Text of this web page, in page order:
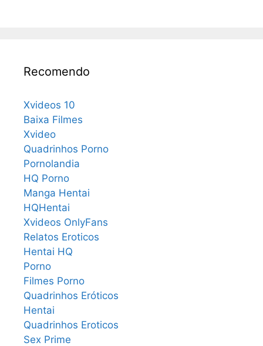
Recomendo
Xvideos 10
Baixa Filmes
Xvideo
Quadrinhos Porno
Pornolandia
HQ Porno
Manga Hentai
HQHentai
Xvideos OnlyFans
Relatos Eroticos
Hentai HQ
Porno
Filmes Porno
Quadrinhos Eróticos
Hentai
Quadrinhos Eroticos
Sex Prime